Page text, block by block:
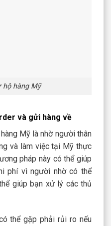
hộ hàng Mỹ
và gửi hàng về
Mỹ là nhờ người thân
và làm việc tại Mỹ thực
pháp này có thể giúp
phí vì người nhờ có thể
giúp bạn xử lý các thủ
thể gặp phải rủi ro nếu